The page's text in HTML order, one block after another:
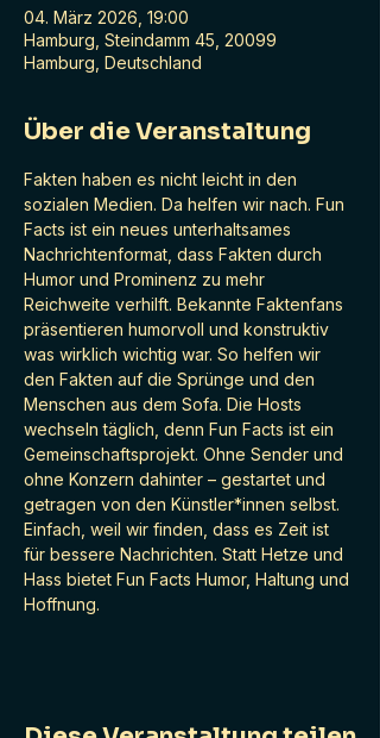
04. März 2026, 19:00
Hamburg, Steindamm 45, 20099
Hamburg, Deutschland
Über die Veranstaltung
Fakten haben es nicht leicht in den
sozialen Medien. Da helfen wir nach. Fun
Facts ist ein neues unterhaltsames
Nachrichtenformat, dass Fakten durch
Humor und Prominenz zu mehr
Reichweite verhilft. Bekannte Faktenfans
präsentieren humorvoll und konstruktiv
was wirklich wichtig war. So helfen wir
den Fakten auf die Sprünge und den
Menschen aus dem Sofa. Die Hosts
wechseln täglich, denn Fun Facts ist ein
Gemeinschaftsprojekt. Ohne Sender und
ohne Konzern dahinter – gestartet und
getragen von den Künstler*innen selbst.
Einfach, weil wir finden, dass es Zeit ist
für bessere Nachrichten. Statt Hetze und
Hass bietet Fun Facts Humor, Haltung und
Hoffnung.